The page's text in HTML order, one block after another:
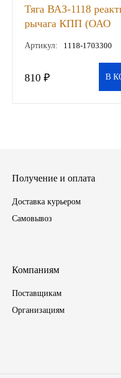
Иномарки
КРАЗ
ММЗ
УАЗ
ЯМЗ
Тяга ВАЗ-1118
рычага КПП (ОАО
Артикул: 1118-1703300
810 ₽ В
Получение и оплата
Доставка курьером
Самовывоз
Компаниям
Поставщикам
Организациям